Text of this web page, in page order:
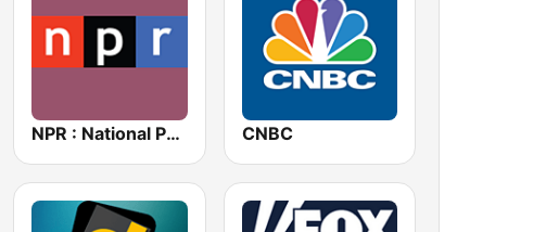
NPR : National Public Radio CNBC